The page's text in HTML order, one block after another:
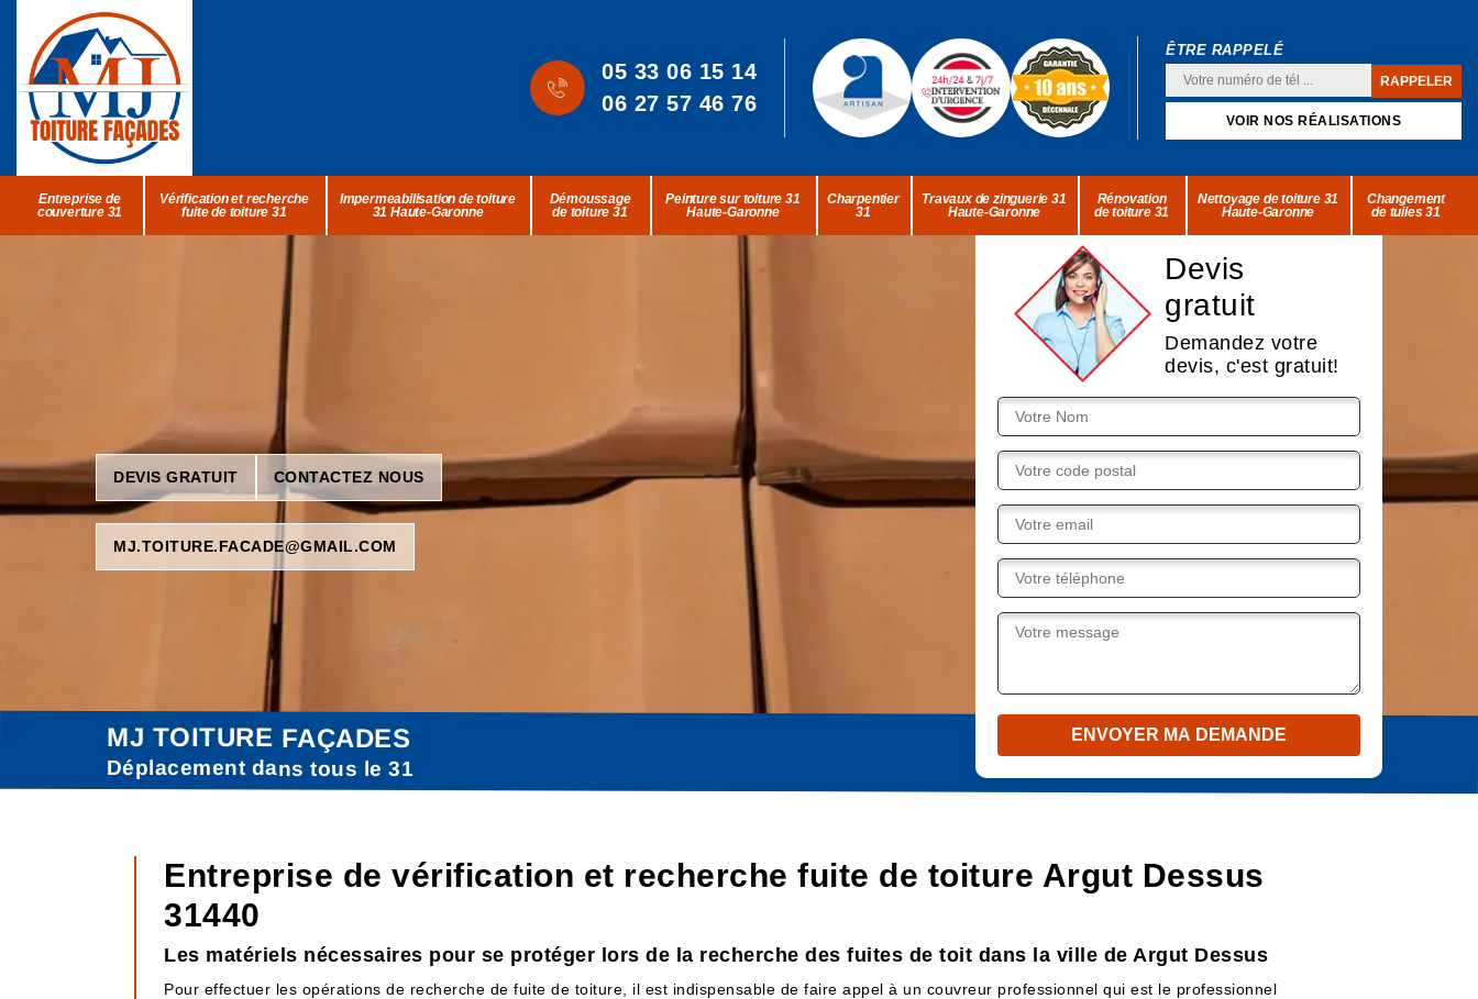
05 33 06 15 14
06 27 57 46 76
ÊTRE RAPPELÉ
VOIR NOS RÉALISATIONS
Entreprise de
couverture 31
Vérification et recherche
fuite de toiture 31
Impermeabilisation de toiture
31 Haute-Garonne
Démoussage
de toiture 31
Peinture sur toiture 31
Haute-Garonne
Charpentier
31
Travaux de zinguerie 31
Haute-Garonne
Rénovation
de toiture 31
Nettoyage de toiture 31
Haute-Garonne
Changement
de tuiles 31
DEVIS GRATUIT CONTACTEZ NOUS
MJ.TOITURE.FACADE@GMAIL.COM
Devis
gratuit
Demandez votre
devis, c'est gratuit!
MJ TOITURE FAÇADES
Déplacement dans tous le 31
Entreprise de vérification et recherche fuite de toiture Argut Dessus
31440
Les matériels nécessaires pour se protéger lors de la recherche des fuites de toit dans la ville de Argut Dessus
Pour effectuer les opérations de recherche de fuite de toiture, il est indispensable de faire appel à un couvreur professionnel qui est le professionnel